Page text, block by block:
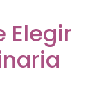
Elegir